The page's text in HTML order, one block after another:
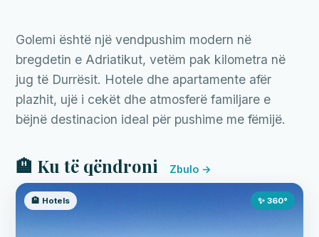
Golemi është një vendpushim modern në
bregdetin e Adriatikut, vetëm pak kilometra në
jug të Durrësit. Hotele dhe apartamente afër
plazhit, ujë i cekët dhe atmosferë familjare e
bëjnë destinacion ideal për pushime me fëmijë.
🏨 Ku të qëndroni Zbulo →
🏨 Hotels ✨ 360°